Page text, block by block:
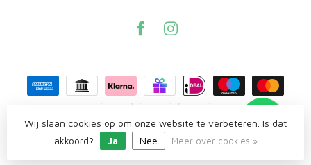
© Copyright 2026 Knaagplaza
Wij slaan cookies op om onze website te verbeteren. Is dat
akkoord?
Ja Nee Meer over cookies »